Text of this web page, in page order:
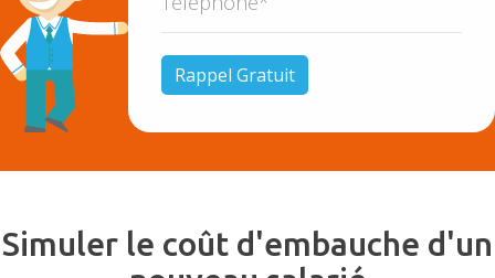
Simuler le coût d'embauche d'un